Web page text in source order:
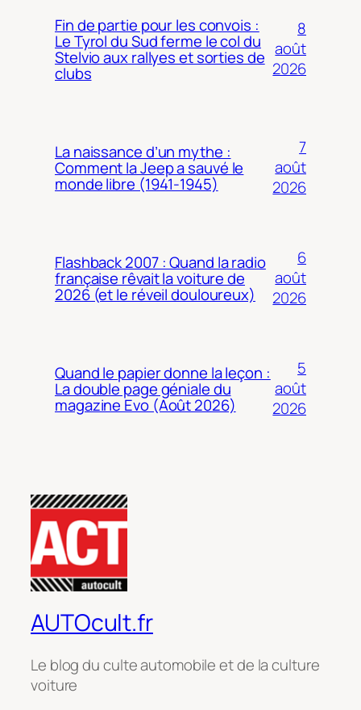
Fin de partie pour les convois :
Le Tyrol du Sud ferme le col du
Stelvio aux rallyes et sorties de
clubs
8
août
2026
La naissance d’un mythe :
Comment la Jeep a sauvé le
monde libre (1941-1945)
7
août
2026
Flashback 2007 : Quand la radio
française rêvait la voiture de
2026 (et le réveil douloureux)
6
août
2026
Quand le papier donne la leçon :
La double page géniale du
magazine Evo (Août 2026)
5
août
2026
AUTOcult.fr
Le blog du culte automobile et de la culture
voiture